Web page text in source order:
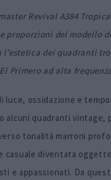
Revival A384
proporzioni del modello
l’estetica dei quadranti
Primero ad alta
luce, ossidazione e
alcuni quadranti vintage,
tonalità marroni
casuale diventata
e appassionati. Da